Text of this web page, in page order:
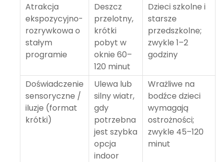
Atrakcja
ekspozycyjno-
rozrywkowa o
stałym
programie
Deszcz
przelotny,
krótki
pobyt w
oknie 60–
120 minut
Dzieci szkolne i
starsze
przedszkolne;
zwykle 1–2
godziny
Doświadczenie
sensoryczne /
iluzje (format
krótki)
Ulewa lub
silny wiatr,
gdy
potrzebna
jest szybka
opcja
indoor
Wrażliwe na
bodźce dzieci
wymagają
ostrożności;
zwykle 45–120
minut